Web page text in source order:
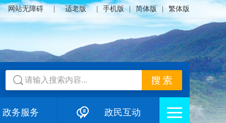
网站无障碍 适老版 手机版 简体版 繁体版
政务服务 政民互动